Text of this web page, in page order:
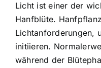
Licht ist einer der
Hanfblüte.
Lichtanforderungen,
initiieren.
während der